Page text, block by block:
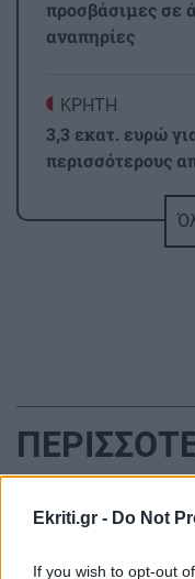
Ekriti.gr - Do Not
If you wish to opt-out
προσβάσιμες σε
αναπηρίες
ΚΡΗΤΗ
3,3 εκατ. ευρώ
περισσότερους
ΚΡΗΤΗ
Κρήτη:
Σητεία –